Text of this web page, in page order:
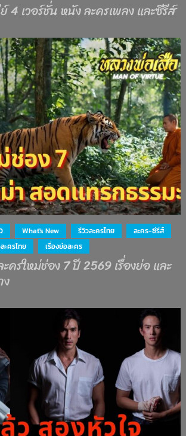
4 เวอร์ชั่น หนัง ละครเพลง และซีรีส์
What's New รีวิวละครไทย
ละคร-ซีรีส์
ะครไทย เรื่องย่อละคร
ครใหม่ช่อง 7 ปี 2569 เรื่องย่อ และ